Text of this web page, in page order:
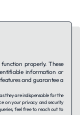
Privacy Policy
properly. These
information or
and guarantee a
they are indispensable for the
on your privacy and security
feel free to reach out to